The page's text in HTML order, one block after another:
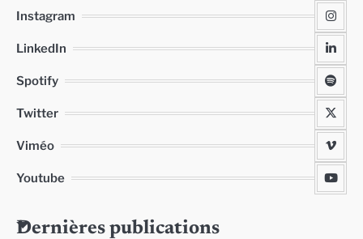
Instagram
LinkedIn
Spotify
Twitter
Viméo
Youtube
Dernières publications